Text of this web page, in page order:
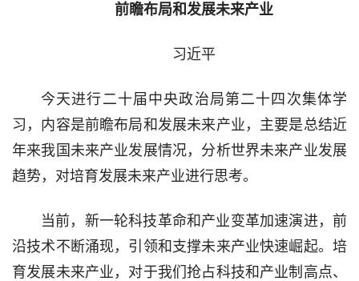
前瞻布局和发展未来产业
习近平
今天进行二十届中央政治局第二十四次集体学
习，内容是前瞻布局和发展未来产业，主要是总结近
年来我国未来产业发展情况，分析世界未来产业发展
趋势，对培育发展未来产业进行思考。
当前，新一轮科技革命和产业变革加速演进，前
沿技术不断涌现，引领和支撑未来产业快速崛起。培
育发展未来产业，对于我们抢占科技和产业制高点、